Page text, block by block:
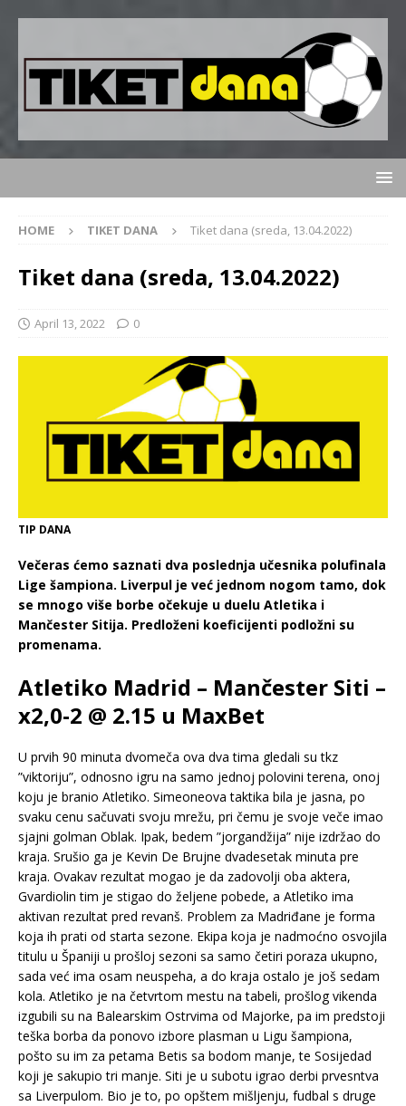
HOME TIKET DANA Tiket dana (sreda, 13.04.2022)
Tiket dana (sreda, 13.04.2022)
April 13, 2022 0
TIP DANA
Večeras ćemo saznati dva poslednja učesnika polufinala
Lige šampiona. Liverpul je već jednom nogom tamo, dok
se mnogo više borbe očekuje u duelu Atletika i
Mančester Sitija. Predloženi koeficijenti podložni su
promenama.
Atletiko Madrid – Mančester Siti –
x2,0-2 @ 2.15 u MaxBet
U prvih 90 minuta dvomeča ova dva tima gledali su tkz
”viktoriju”, odnosno igru na samo jednoj polovini terena, onoj
koju je branio Atletiko. Simeoneova taktika bila je jasna, po
svaku cenu sačuvati svoju mrežu, pri čemu je svoje veče imao
sjajni golman Oblak. Ipak, bedem ”jorgandžija” nije izdržao do
kraja. Srušio ga je Kevin De Brujne dvadesetak minuta pre
kraja. Ovakav rezultat mogao je da zadovolji oba aktera,
Gvardiolin tim je stigao do željene pobede, a Atletiko ima
aktivan rezultat pred revanš. Problem za Madriđane je forma
koja ih prati od starta sezone. Ekipa koja je nadmoćno osvojila
titulu u Španiji u prošloj sezoni sa samo četiri poraza ukupno,
sada već ima osam neuspeha, a do kraja ostalo je još sedam
kola. Atletiko je na četvrtom mestu na tabeli, prošlog vikenda
izgubili su na Balearskim Ostrvima od Majorke, pa im predstoji
teška borba da ponovo izbore plasman u Ligu šampiona,
pošto su im za petama Betis sa bodom manje, te Sosijedad
koji je sakupio tri manje. Siti je u subotu igrao derbi prvesntva
sa Liverpulom. Bio je to, po opštem mišljenju, fudbal s druge